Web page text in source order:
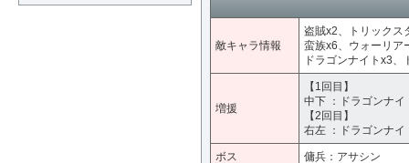
敵キャラ情報
盗賊x2、トリックス
蛮族x6、ウォーリア
ドラゴンナイトx3
増援
【1回目】
中下 ：ドラゴンナ
【2回目】
右左 ：ドラゴンナ
ボス 傭兵：アサシン